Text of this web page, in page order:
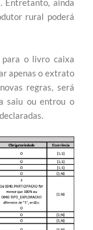
Entretanto, ainda
rural poderá
para o livro caixa
apenas o extrato
regras, será
saiu ou entrou o